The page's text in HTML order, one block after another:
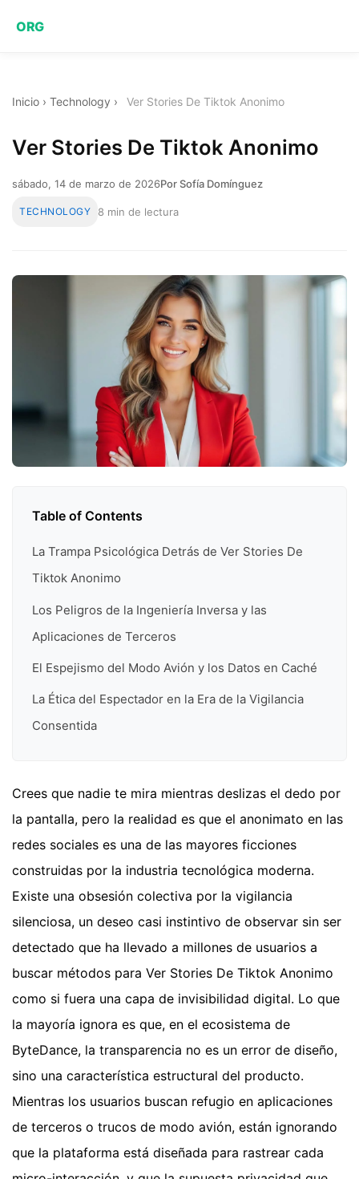
ORG
Inicio › Technology › Ver Stories De Tiktok Anonimo
Ver Stories De Tiktok Anonimo
sábado, 14 de marzo de 2026Por Sofía Domínguez
TECHNOLOGY 8 min de lectura
Table of Contents
La Trampa Psicológica Detrás de Ver Stories De
Tiktok Anonimo
Los Peligros de la Ingeniería Inversa y las
Aplicaciones de Terceros
El Espejismo del Modo Avión y los Datos en Caché
La Ética del Espectador en la Era de la Vigilancia
Consentida
Crees que nadie te mira mientras deslizas el dedo por
la pantalla, pero la realidad es que el anonimato en las
redes sociales es una de las mayores ficciones
construidas por la industria tecnológica moderna.
Existe una obsesión colectiva por la vigilancia
silenciosa, un deseo casi instintivo de observar sin ser
detectado que ha llevado a millones de usuarios a
buscar métodos para Ver Stories De Tiktok Anonimo
como si fuera una capa de invisibilidad digital. Lo que
la mayoría ignora es que, en el ecosistema de
ByteDance, la transparencia no es un error de diseño,
sino una característica estructural del producto.
Mientras los usuarios buscan refugio en aplicaciones
de terceros o trucos de modo avión, están ignorando
que la plataforma está diseñada para rastrear cada